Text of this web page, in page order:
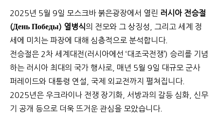
2025년 5월 9일 모스크바 붉은광장에서 열린 러시아 전승절
(День Победы) 열병식의 전모와 그 상징성, 그리고 세계 정
세에 미치는 파장에 대해 심층적으로 분석합니다.
전승절은 2차 세계대전(러시아에선 ‘대조국전쟁’) 승리를 기념
하는 러시아 최대의 국가 행사로, 매년 5월 9일 대규모 군사
퍼레이드와 대통령 연설, 국제 외교전까지 펼쳐집니다.
2025년은 우크라이나 전쟁 장기화, 서방과의 갈등 심화, 신무
기 공개 등으로 더욱 뜨거운 관심을 모았습니다.